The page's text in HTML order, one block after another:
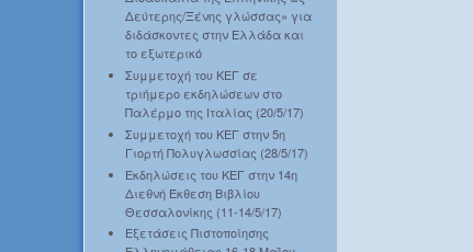
Δεύτερης/Ξένης γλώσσας» για
διδάσκοντες στην Ελλάδα και
το εξωτερικό
Συμμετοχή του ΚΕΓ σε
τριήμερο εκδηλώσεων στο
Παλέρμο της Ιταλίας (20/5/17)
Συμμετοχή του ΚΕΓ στην 5η
Γιορτή Πολυγλωσσίας (28/5/17)
Εκδηλώσεις του ΚΕΓ στην 14η
Διεθνή Έκθεση Βιβλίου
Θεσσαλονίκης (11-14/5/17)
Εξετάσεις Πιστοποίησης